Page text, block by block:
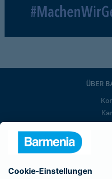
ÜBER
Barmenia ist Teil